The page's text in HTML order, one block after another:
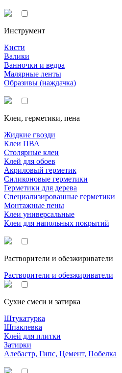
Инструмент
Кисти
Валики
Ванночки и ведра
Малярные ленты
Образивы (наждачка)
Клеи, герметики, пена
Жидкие гвозди
Клеи ПВА
Столярные клеи
Клей для обоев
Акриловый герметик
Силиконовые герметики
Герметики для дерева
Специализированные герметики
Монтажные пены
Клеи универсальные
Клеи для напольных покрытий
Растворители и обезжириватели
Растворители и обезжириватели
Сухие смеси и затирка
Штукатурка
Шпаклевка
Клей для плитки
Затирки
Алебастр, Гипс, Цемент, Побелка